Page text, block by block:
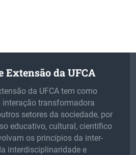
Extensão da UFCA
da UFCA tem como
interação transformadora
setores da sociedade, por
educativo, cultural, científico
os princípios da inter-
interdisciplinaridade e